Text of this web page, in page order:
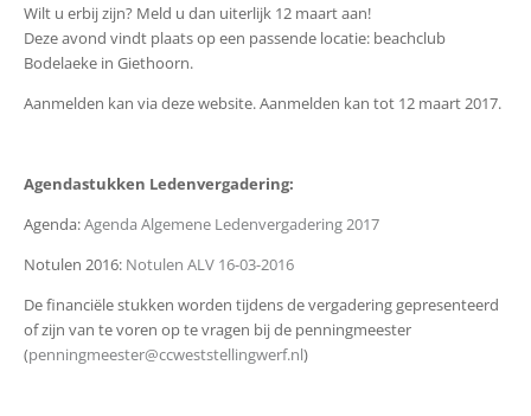
Wilt u erbij zijn? Meld u dan uiterlijk 12 maart aan!
Deze avond vindt plaats op een passende locatie: beachclub
Bodelaeke in Giethoorn.
Aanmelden kan via deze website. Aanmelden kan tot 12 maart 2017.
Agendastukken Ledenvergadering:
Agenda:Agenda Algemene Ledenvergadering 2017
Notulen 2016: Notulen ALV 16-03-2016
De financiële stukken worden tijdens de vergadering gepresenteerd
of zijn van te voren op te vragen bij de penningmeester
(penningmeester@ccweststellingwerf.nl)